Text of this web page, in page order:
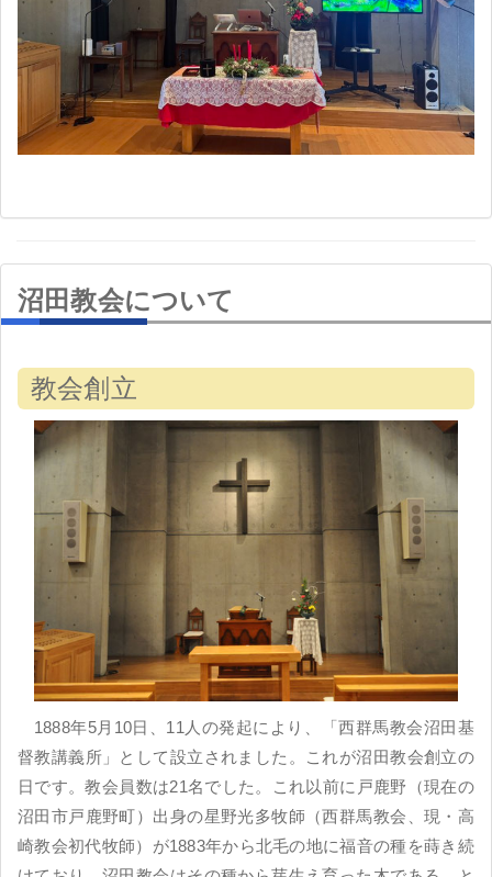
沼田教会について
教会創立
1888年5月10日、11人の発起により、「西群馬教会沼田基
督教講義所」として設立されました。これが沼田教会創立の
日です。教会員数は21名でした。これ以前に戸鹿野（現在の
沼田市戸鹿野町）出身の星野光多牧師（西群馬教会、現・高
崎教会初代牧師）が1883年から北毛の地に福音の種を蒔き続